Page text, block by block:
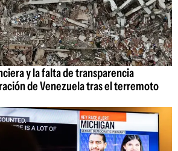
y la falta de transparencia
de Venezuela tras el terremoto